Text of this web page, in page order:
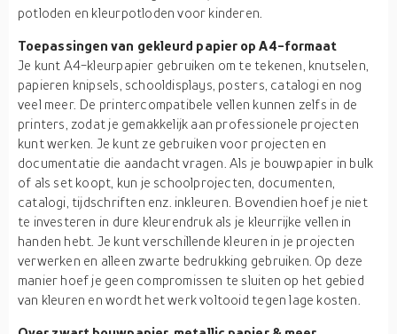
potloden en kleurpotloden voor kinderen.
Toepassingen van gekleurd papier op A4-formaat
Je kunt A4-kleurpapier gebruiken om te tekenen, knutselen,
papieren knipsels, schooldisplays, posters, catalogi en nog
veel meer. De printercompatibele vellen kunnen zelfs in de
printers, zodat je gemakkelijk aan professionele projecten
kunt werken. Je kunt ze gebruiken voor projecten en
documentatie die aandacht vragen. Als je bouwpapier in bulk
of als set koopt, kun je schoolprojecten, documenten,
catalogi, tijdschriften enz. inkleuren. Bovendien hoef je niet
te investeren in dure kleurendruk als je kleurrijke vellen in
handen hebt. Je kunt verschillende kleuren in je projecten
verwerken en alleen zwarte bedrukking gebruiken. Op deze
manier hoef je geen compromissen te sluiten op het gebied
van kleuren en wordt het werk voltooid tegen lage kosten.